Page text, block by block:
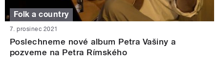
Folk a country
7. prosinec 2021
Poslechneme nové album Petra Vašiny a
pozveme na Petra Rímského